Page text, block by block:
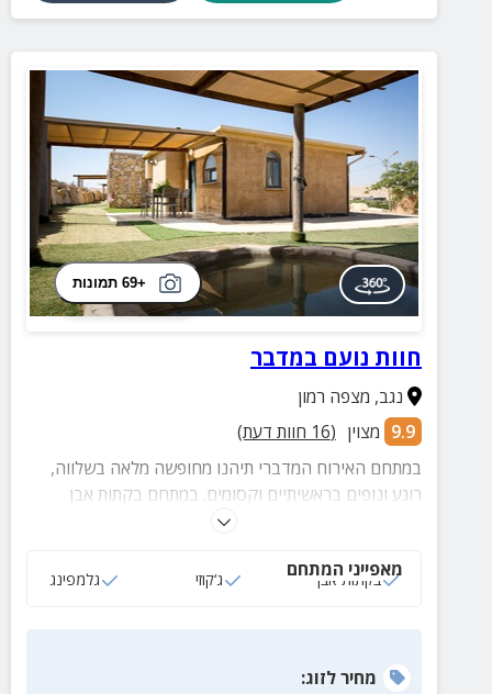
+69 תמונות
חוות נועם במדבר
נגב, מצפה רמון
9.9 מצוין (
16 חוות דעת)
במתחם האירוח המדברי תיהנו מחופשה מלאה בשלווה,
רוגע ונופים בראשיתיים וקסומים. במתחם בקתות אבן
חדישות ומפנקות ואוהלי אירוח מאובזרים ללינה מדברית
מאפייני המתחם
בקתות אבן ג‘קוזי גלמפינג
מחירלזוג: